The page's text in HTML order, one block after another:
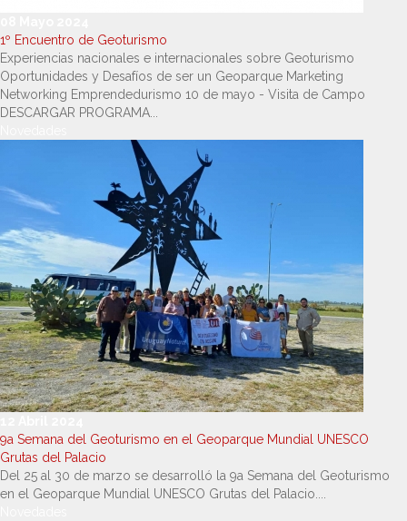
1º Encuentro de Geoturismo
Experiencias nacionales e internacionales sobre Geoturismo
Oportunidades y Desafíos de ser un Geoparque Marketing
Networking Emprendedurismo 10 de mayo - Visita de Campo
DESCARGAR PROGRAMA...
9a Semana del Geoturismo en el Geoparque Mundial UNESCO
Grutas del Palacio
Del 25 al 30 de marzo se desarrolló la 9a Semana del Geoturismo
en el Geoparque Mundial UNESCO Grutas del Palacio....